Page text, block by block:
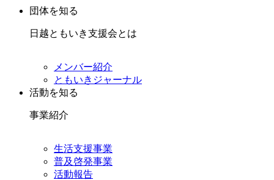
団体を知る
日越ともいき支援会とは
メンバー紹介
ともいきジャーナル
活動を知る
事業紹介
生活支援事業
普及啓発事業
活動報告